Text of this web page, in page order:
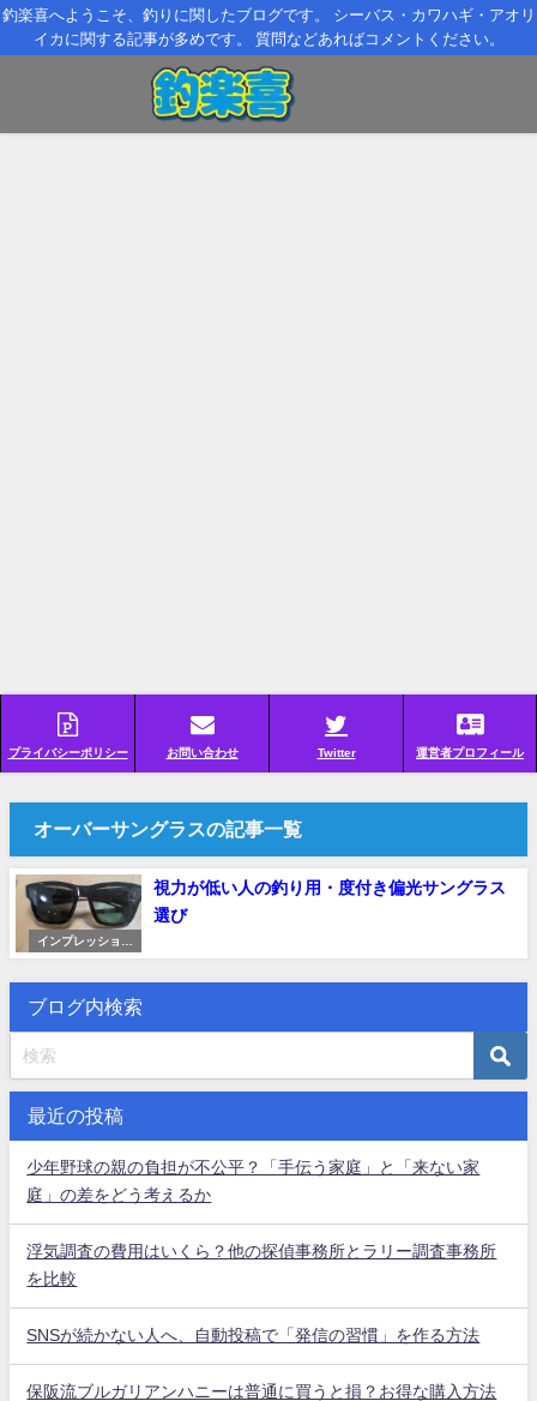
釣楽喜へようこそ、釣りに関したブログです。 シーバス・カワハギ・アオリ
イカに関する記事が多めです。 質問などあればコメントください。
プライバシーポリシー お問い合わせ Twitter 運営者プロフィール
オーバーサングラスの記事一覧
インプレッション
（レビュー）
視力が低い人の釣り用・度付き偏光サングラス
選び
ブログ内検索
最近の投稿
少年野球の親の負担が不公平？「手伝う家庭」と「来ない家
庭」の差をどう考えるか
浮気調査の費用はいくら？他の探偵事務所とラリー調査事務所
を比較
SNSが続かない人へ、自動投稿で「発信の習慣」を作る方法
保阪流ブルガリアンハニーは普通に買うと損？お得な購入方法